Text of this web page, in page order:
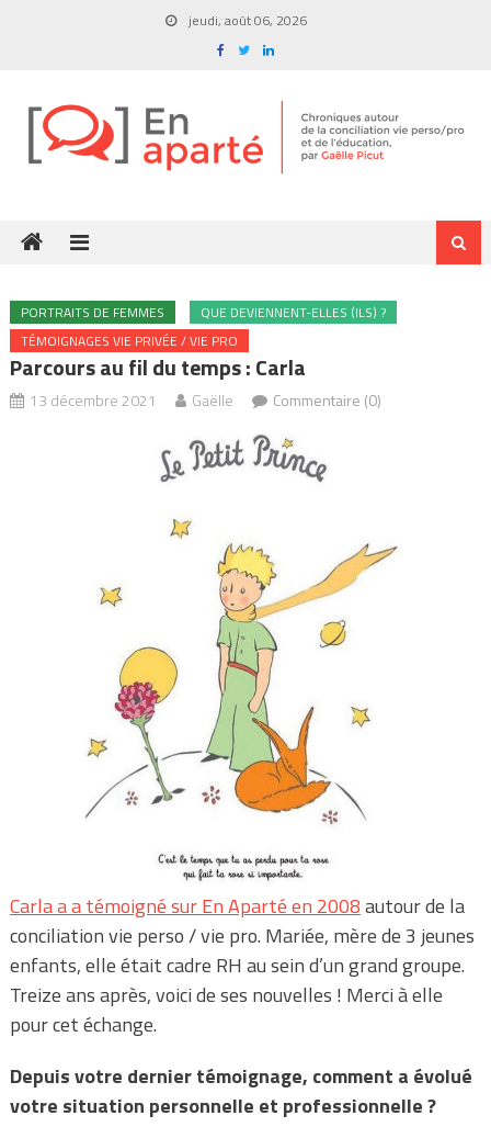
jeudi, août 06, 2026
PORTRAITS DE FEMMES
QUE DEVIENNENT-ELLES (ILS) ?
TÉMOIGNAGES VIE PRIVÉE / VIE PRO
Parcours au fil du temps : Carla
13 décembre 2021 Gaëlle Commentaire (0)
Carla a a témoigné sur En Aparté en 2008autour de la
conciliation vie perso / vie pro. Mariée, mère de 3 jeunes
enfants, elle était cadre RH au sein d’un grand groupe.
Treize ans après, voici de ses nouvelles ! Merci à elle
pour cet échange.
Depuis votre dernier témoignage, comment a évolué
votre situation personnelle et professionnelle ?